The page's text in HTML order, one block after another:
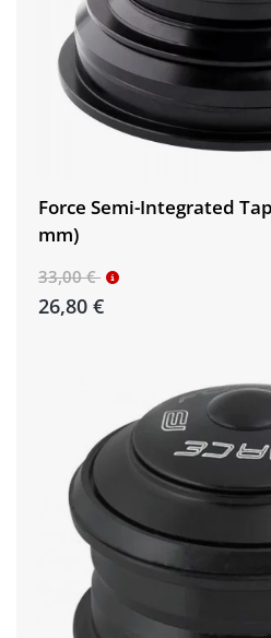
Force Semi-Integrated
mm)
33,00 €
26,80 €